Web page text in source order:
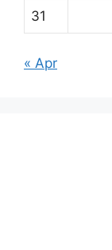
31
« Apr